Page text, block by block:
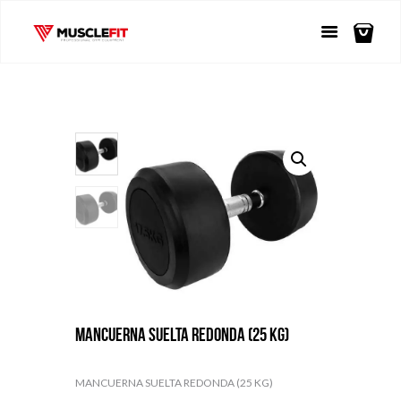
MANCUERNA SUELTA REDONDA (25 KG)
MANCUERNA SUELTA REDONDA (25 KG)